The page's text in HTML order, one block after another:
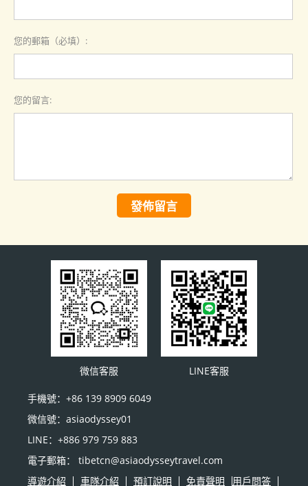
您的郵箱（必填）:
您的留言:
發佈留言
微信客服 LINE客服
手機號：+86 139 8909 6049
微信號：asiaodyssey01
LINE：+886 979 759 883
電子郵箱： tibetcn@asiaodysseytravel.com
導遊介紹
車隊介紹 預訂說明 免責聲明 用戶問答